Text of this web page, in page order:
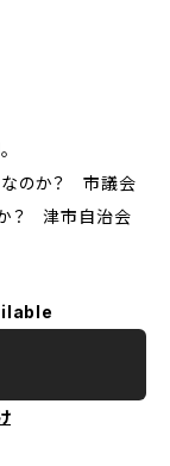
なのか？ 市議会
か？ 津市自治会